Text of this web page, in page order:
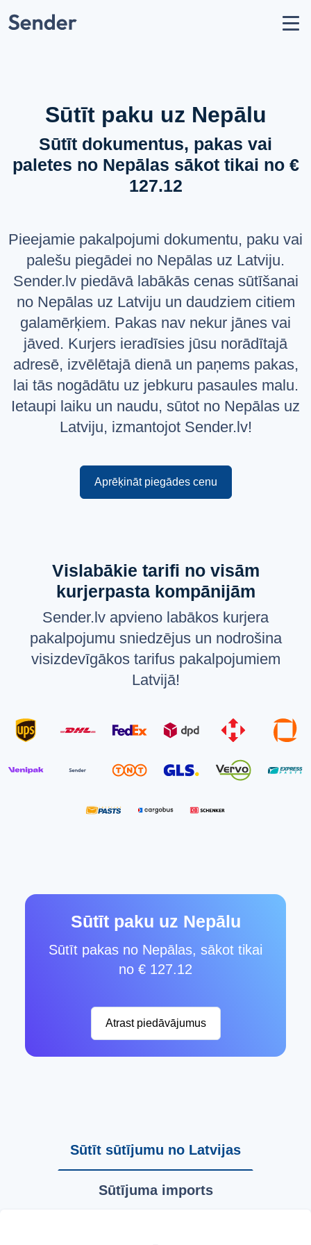
Nosūtīt sūtījumu
Pārvadātāju partneri
Aizliegumi un ierobežojumi
API dokumentācija
Jautājumi un atbildes
VALODA
Latviešu
Русский
English
Sūtīt paku uz Nepālu
Sūtīt dokumentus, pakas vai
paletes no Nepālas sākot tikai no €
127.12
Pieejamie pakalpojumi dokumentu, paku vai
palešu piegādei no Nepālas uz Latviju.
Sender.lv piedāvā labākās cenas sūtīšanai
no Nepālas uz Latviju un daudziem citiem
galamērķiem. Pakas nav nekur jānes vai
jāved. Kurjers ieradīsies jūsu norādītajā
adresē, izvēlētajā dienā un paņems pakas,
lai tās nogādātu uz jebkuru pasaules malu.
Ietaupi laiku un naudu, sūtot no Nepālas uz
Latviju, izmantojot Sender.lv!
Aprēķināt piegādes cenu
Vislabākie tarifi no visām
kurjerpasta kompānijām
Sender.lv apvieno labākos kurjera
pakalpojumu sniedzējus un nodrošina
visizdevīgākos tarifus pakalpojumiem
Latvijā!
Sūtīt paku uz Nepālu
Sūtīt pakas no Nepālas, sākot tikai
no € 127.12
Atrast piedāvājumus
Sūtīt sūtījumu no Latvijas
Sūtījuma imports